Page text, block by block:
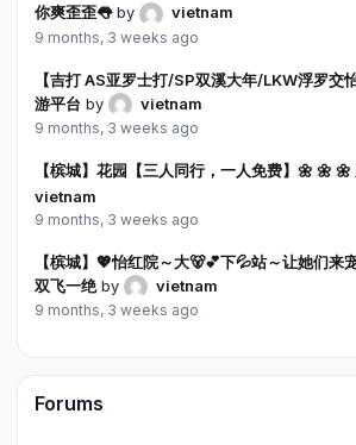
你爽歪歪👅by vietnam
9 months, 3 weeks ago
【吉打 AS亚罗士打/SP双溪大年/LKW浮罗交
游平台 by vietnam
9 months, 3 weeks ago
【槟城】花园【三人同行，一人免费】🌼 🌼
vietnam
9 months, 3 weeks ago
【槟城】💖怡红院～大🐻💕下💦站～让她们来
双飞一绝by vietnam
9 months, 3 weeks ago
Forums